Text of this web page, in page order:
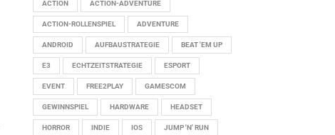
ACTION ACTION-ADVENTURE
ACTION-ROLLENSPIEL ADVENTURE
ANDROID AUFBAUSTRATEGIE BEAT 'EM UP
E3 ECHTZEITSTRATEGIE ESPORT
EVENT FREE2PLAY GAMESCOM
GEWINNSPIEL HARDWARE HEADSET
HORROR INDIE IOS JUMP 'N' RUN